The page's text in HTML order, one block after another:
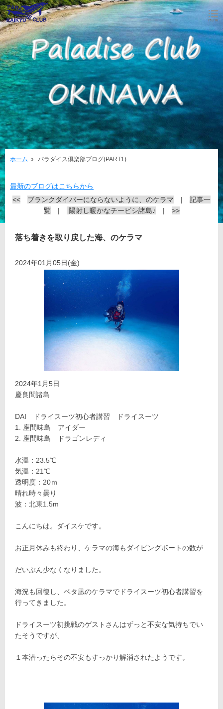
ホーム パラダイス倶楽部ブログ(PART1)
最新のブログはこちらから
<<
ブランクダイバーにならないように、のケラマ | 記事一
覧| 陽射し暖かなチービシ諸島♪ | >>
落ち着きを取り戻した海、のケラマ
2024年01月05日(金)
2024年1月5日
慶良間諸島
DAI ドライスーツ初心者講習 ドライスーツ
座間味島 アイダー
座間味島 ドラゴンレディ
水温：23.5℃
気温：21℃
透明度：20ｍ
晴れ時々曇り
波：北東1.5m
こんにちは。ダイスケです。
お正月休みも終わり、ケラマの海もダイビングボートの数が
だいぶん少なくなりました。
海況も回復し、ベタ凪のケラマでドライスーツ初心者講習を
行ってきました。
ドライスーツ初挑戦のゲストさんはずっと不安な気持ちでい
たそうですが、
１本潜ったらその不安もすっかり解消されたようです。